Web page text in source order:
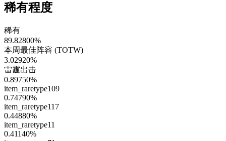
稀有程度
稀有
89.82800%
本周最佳阵容 (TOTW)
3.02920%
雷霆出击
0.89750%
item_raretype109
0.74790%
item_raretype117
0.44880%
item_raretype11
0.41140%